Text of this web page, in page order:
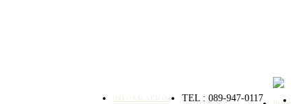
INFORMATION TEL : 089-947-0117